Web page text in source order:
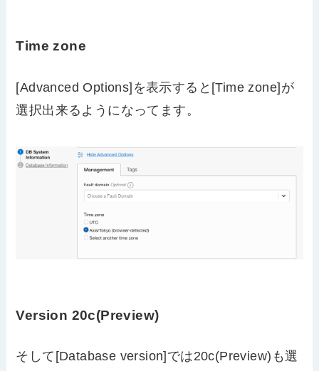
Time zone
[Advanced Options]を表示すると[Time zone]が
選択出来るようになってます。
Version 20c(Preview)
そして[Database version]では20c(Preview)も選